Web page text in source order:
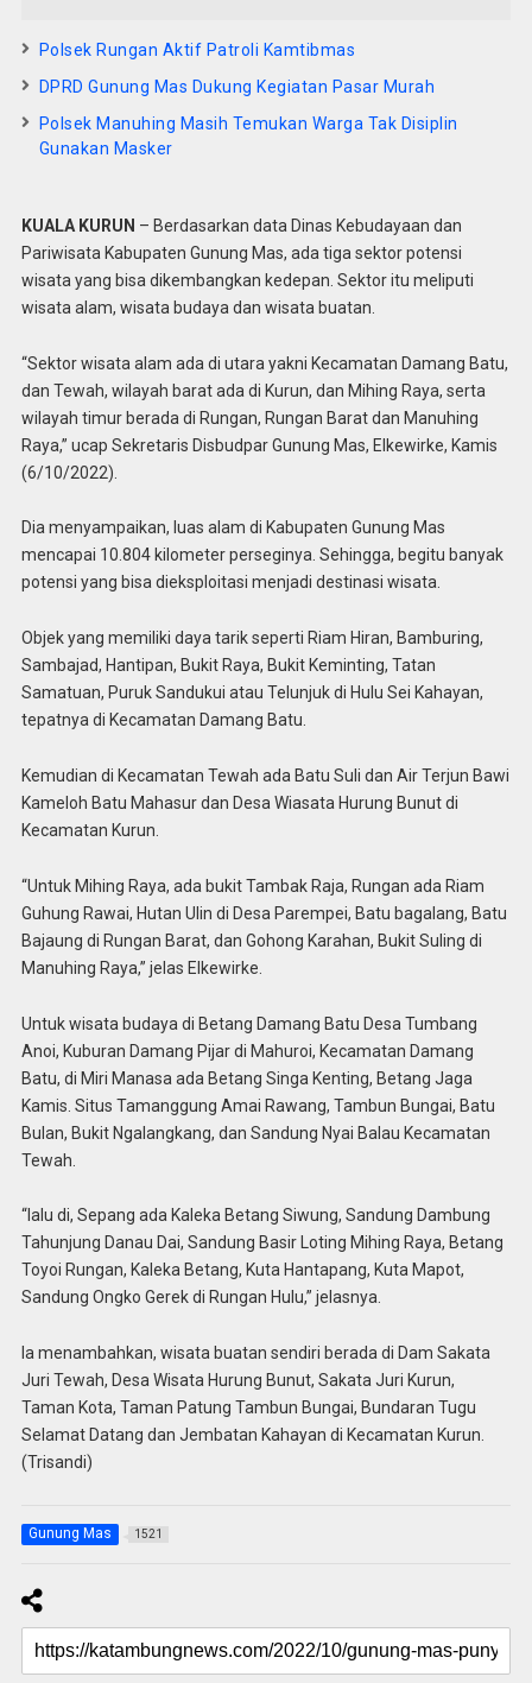
Polsek Rungan Aktif Patroli Kamtibmas
DPRD Gunung Mas Dukung Kegiatan Pasar Murah
Polsek Manuhing Masih Temukan Warga Tak Disiplin
Gunakan Masker
KUALA KURUN – Berdasarkan data Dinas Kebudayaan dan
Pariwisata Kabupaten Gunung Mas, ada tiga sektor potensi
wisata yang bisa dikembangkan kedepan. Sektor itu meliputi
wisata alam, wisata budaya dan wisata buatan.
“Sektor wisata alam ada di utara yakni Kecamatan Damang Batu,
dan Tewah, wilayah barat ada di Kurun, dan Mihing Raya, serta
wilayah timur berada di Rungan, Rungan Barat dan Manuhing
Raya,” ucap Sekretaris Disbudpar Gunung Mas, Elkewirke, Kamis
(6/10/2022).
Dia menyampaikan, luas alam di Kabupaten Gunung Mas
mencapai 10.804 kilometer perseginya. Sehingga, begitu banyak
potensi yang bisa dieksploitasi menjadi destinasi wisata.
Objek yang memiliki daya tarik seperti Riam Hiran, Bamburing,
Sambajad, Hantipan, Bukit Raya, Bukit Keminting, Tatan
Samatuan, Puruk Sandukui atau Telunjuk di Hulu Sei Kahayan,
tepatnya di Kecamatan Damang Batu.
Kemudian di Kecamatan Tewah ada Batu Suli dan Air Terjun Bawi
Kameloh Batu Mahasur dan Desa Wiasata Hurung Bunut di
Kecamatan Kurun.
“Untuk Mihing Raya, ada bukit Tambak Raja, Rungan ada Riam
Guhung Rawai, Hutan Ulin di Desa Parempei, Batu bagalang, Batu
Bajaung di Rungan Barat, dan Gohong Karahan, Bukit Suling di
Manuhing Raya,” jelas Elkewirke.
Untuk wisata budaya di Betang Damang Batu Desa Tumbang
Anoi, Kuburan Damang Pijar di Mahuroi, Kecamatan Damang
Batu, di Miri Manasa ada Betang Singa Kenting, Betang Jaga
Kamis. Situs Tamanggung Amai Rawang, Tambun Bungai, Batu
Bulan, Bukit Ngalangkang, dan Sandung Nyai Balau Kecamatan
Tewah.
“lalu di, Sepang ada Kaleka Betang Siwung, Sandung Dambung
Tahunjung Danau Dai, Sandung Basir Loting Mihing Raya, Betang
Toyoi Rungan, Kaleka Betang, Kuta Hantapang, Kuta Mapot,
Sandung Ongko Gerek di Rungan Hulu,” jelasnya.
Ia menambahkan, wisata buatan sendiri berada di Dam Sakata
Juri Tewah, Desa Wisata Hurung Bunut, Sakata Juri Kurun,
Taman Kota, Taman Patung Tambun Bungai, Bundaran Tugu
Selamat Datang dan Jembatan Kahayan di Kecamatan Kurun.
(Trisandi)
Gunung Mas 1521